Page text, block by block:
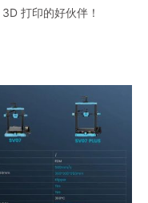
打印的好伙伴！